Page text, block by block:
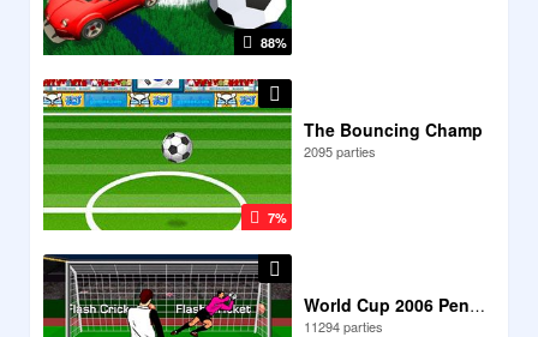
88%
7%
The Bouncing Champ
2095 parties
World Cup 2006 Penalty
11294 parties